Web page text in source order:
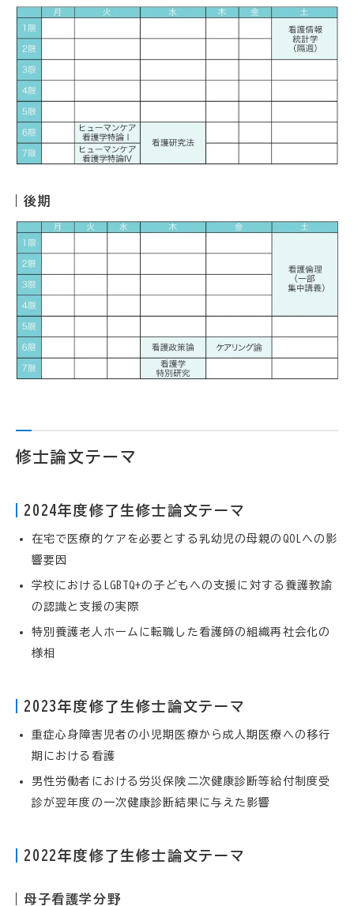
後期
修士論文テーマ
2024年度修了生修士論文テーマ
在宅で医療的ケアを必要とする乳幼児の母親のQOLへの影
響要因
学校におけるLGBTQ+の子どもへの支援に対する養護教諭
の認識と支援の実際
特別養護老人ホームに転職した看護師の組織再社会化の
様相
2023年度修了生修士論文テーマ
重症心身障害児者の小児期医療から成人期医療への移行
期における看護
男性労働者における労災保険二次健康診断等給付制度受
診が翌年度の一次健康診断結果に与えた影響
2022年度修了生修士論文テーマ
母子看護学分野